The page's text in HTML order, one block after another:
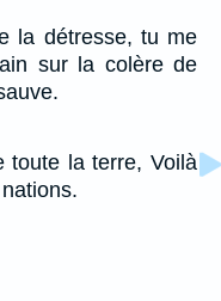
la détresse, tu me
sur la colère de
toute la terre, Voilà